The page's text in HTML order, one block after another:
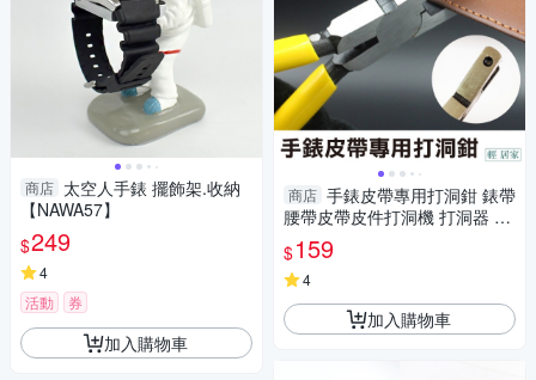
商店 太空人手錶 擺飾架.收納
【NAWA57】
$249
4
活動
券
加入購物車
商店 手錶皮帶專用打洞鉗 錶帶
腰帶皮帶皮件打洞機 打洞器 打
洞鉗子 打孔鉗子 雞眼鉗-輕居
家8098
$159
4
加入購物車